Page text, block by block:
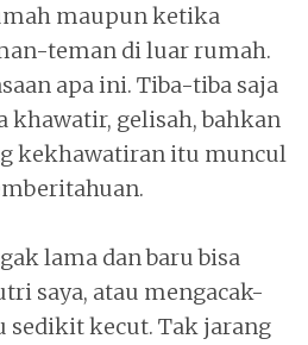
maupun ketika
teman di luar rumah.
apa ini. Tiba-tiba saja
khawatir, gelisah, bahkan
kekhawatiran itu muncul
lama dan baru bisa
saya, atau mengacak-
sedikit kecut. Tak jarang